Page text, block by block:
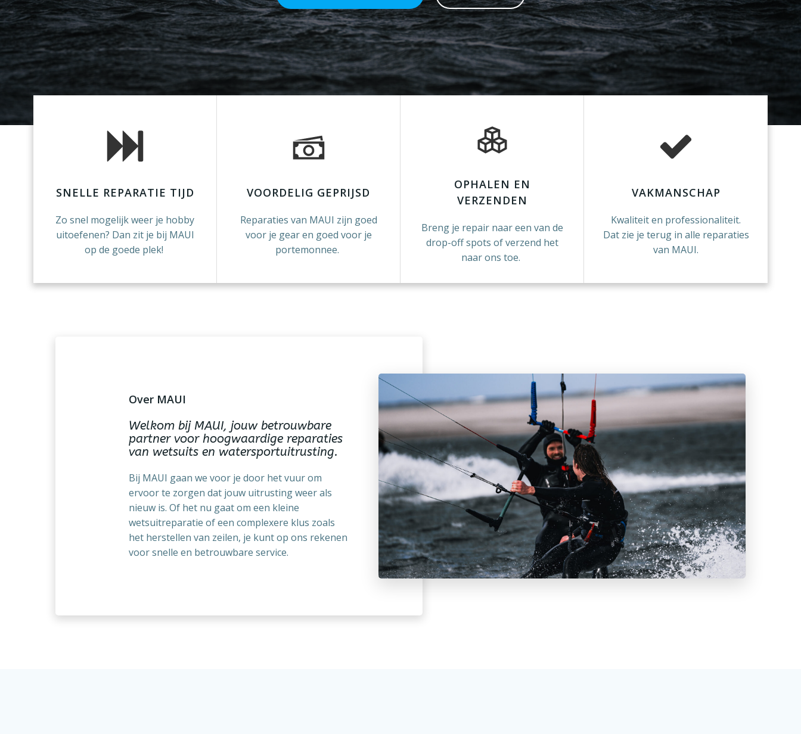
SNELLE REPARATIE TIJD
Zo snel mogelijk weer je hobby
uitoefenen? Dan zit je bij MAUI
op de goede plek!
VOORDELIG GEPRIJSD
Reparaties van MAUI zijn goed
voor je gear en goed voor je
portemonnee.
OPHALEN EN
VERZENDEN
Breng je repair naar een van de
drop-off spots of verzend het
naar ons toe.
VAKMANSCHAP
Kwaliteit en professionaliteit.
Dat zie je terug in alle reparaties
van MAUI.
Over MAUI
Welkom bij MAUI, jouw betrouwbare
partner voor hoogwaardige reparaties
van wetsuits en watersportuitrusting.
Bij MAUI gaan we voor je door het vuur om
ervoor te zorgen dat jouw uitrusting weer als
nieuw is. Of het nu gaat om een kleine
wetsuitreparatie of een complexere klus zoals
het herstellen van zeilen, je kunt op ons rekenen
voor snelle en betrouwbare service.